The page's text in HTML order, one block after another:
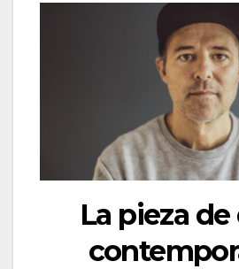
La pieza de